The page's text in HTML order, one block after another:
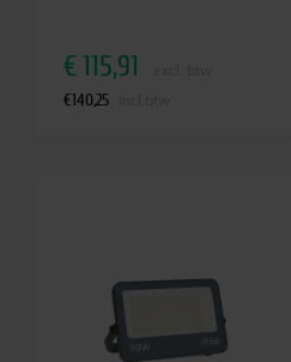
€ 115,91
€140,25